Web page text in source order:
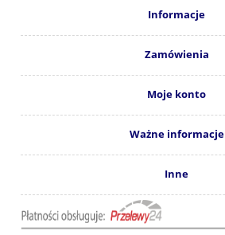
Informacje
Zamówienia
Moje konto
Ważne informacje
Inne